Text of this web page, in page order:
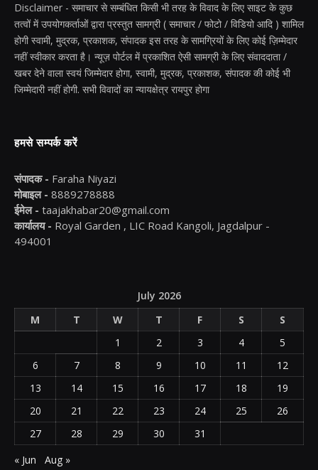
Disclaimer - समाचार से सम्बंधित किसी भी तरह के विवाद के लिए साइट के कुछ
तत्वों में उपयोगकर्ताओं द्वारा प्रस्तुत सामग्री ( समाचार / फोटो / विडियो आदि ) शामिल
होगी स्वामी, मुद्रक, प्रकाशक, संपादक इस तरह के सामग्रियों के लिए कोई ज़िम्मेदार
नहीं स्वीकार करता है। न्यूज़ पोर्टल में प्रकाशित ऐसी सामग्री के लिए संवाददाता /
खबर देने वाला स्वयं जिम्मेदार होगा, स्वामी, मुद्रक, प्रकाशक, संपादक की कोई भी
जिम्मेदारी नहीं होगी. सभी विवादों का न्यायक्षेत्र रायपुर होगा
हमसे सम्पर्क करें
संपादक - Faraha Niyazi
मोबाइल - 8889278888
ईमेल - taajakhabar20@gmail.com
कार्यालय - Royal Garden , LIC Road Kangoli, Jagdalpur -
494001
July 2026
M
T W T F S
S
1
2 3 4
5
6
7 8 9 10 11
12
13
14 15 16 17 18
19
20
21 22 23 24 25
26
27
28 29 30
31
« Jun
Aug »